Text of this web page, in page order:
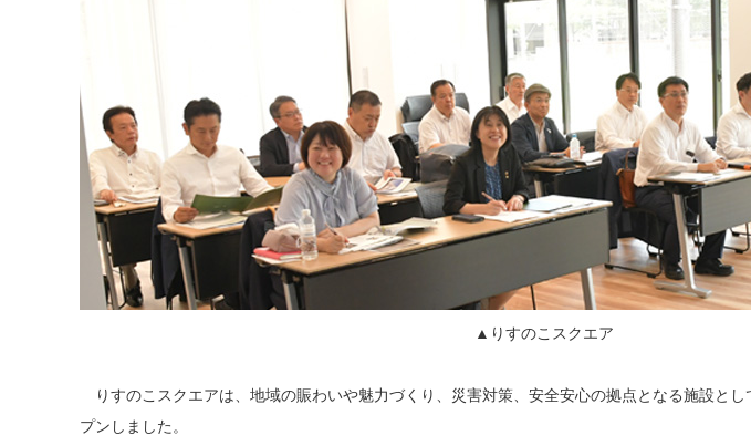
▲りすのこスクエア
りすのこスクエアは、地域の賑わいや魅力づくり、災害対策、安全安心の拠点となる施設と
プンしました。